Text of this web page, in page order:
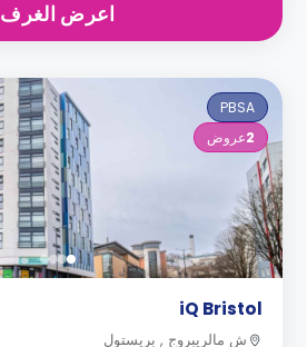
اعرض الغرف
PBSA
2عروض
iQ Bristol
ش مالريبروج , بريستول